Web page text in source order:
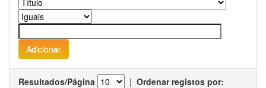
Resultados/Página | Ordenar registos por: